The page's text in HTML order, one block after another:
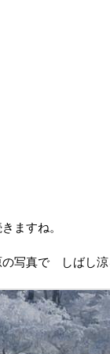
ますね。
の写真で しばし